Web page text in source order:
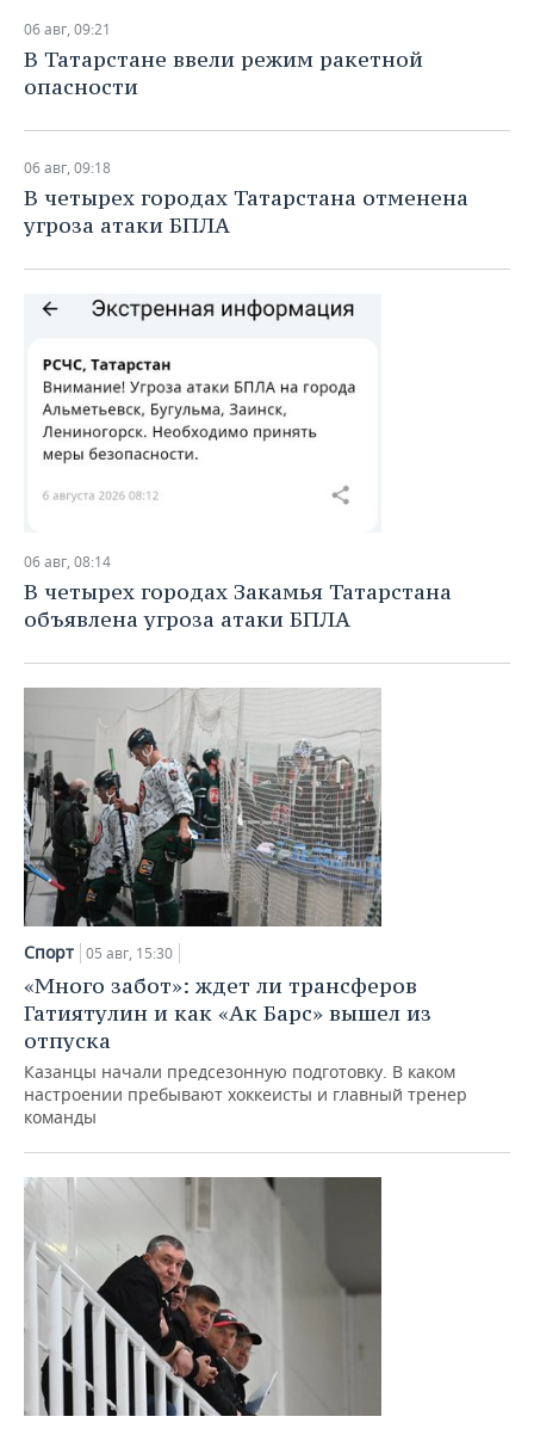
06 авг, 09:21
В Татарстане ввели режим ракетной
опасности
06 авг, 09:18
В четырех городах Татарстана отменена
угроза атаки БПЛА
06 авг, 08:14
В четырех городах Закамья Татарстана
объявлена угроза атаки БПЛА
Спорт 05 авг, 15:30
«Много забот»: ждет ли трансферов
Гатиятулин и как «Ак Барс» вышел из
отпуска
Казанцы начали предсезонную подготовку. В каком
настроении пребывают хоккеисты и главный тренер
команды